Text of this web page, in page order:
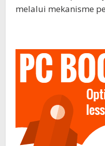
melalui mekanisme